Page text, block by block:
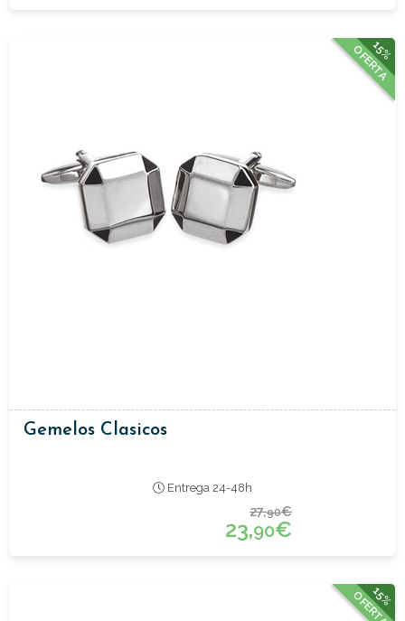
15%
OFERTA
Gemelos Clasicos
Entrega 24-48h
27,90€
23,90€
15%
OFERTA